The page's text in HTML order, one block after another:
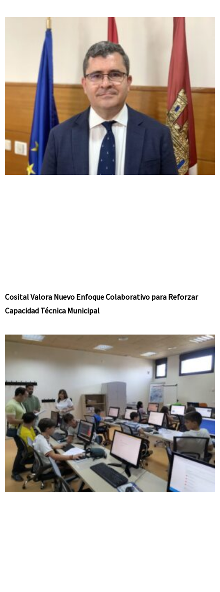
Cosital Valora Nuevo Enfoque Colaborativo para Reforzar
Capacidad Técnica Municipal